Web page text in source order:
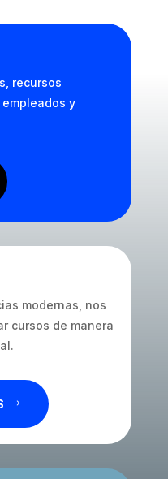
recursos
y
modernas, nos
cursos de manera